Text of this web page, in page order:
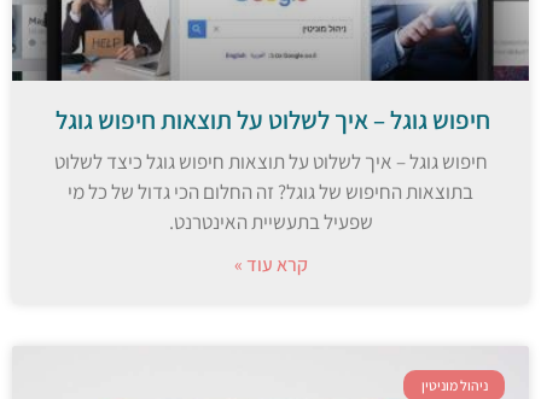
חיפוש גוגל – איך לשלוט על תוצאות חיפוש גוגל
חיפוש גוגל – איך לשלוט על תוצאות חיפוש גוגל כיצד לשלוט
בתוצאות החיפוש של גוגל? זה החלום הכי גדול של כל מי
שפעיל בתעשיית האינטרנט.
קרא עוד »
ניהול מוניטין